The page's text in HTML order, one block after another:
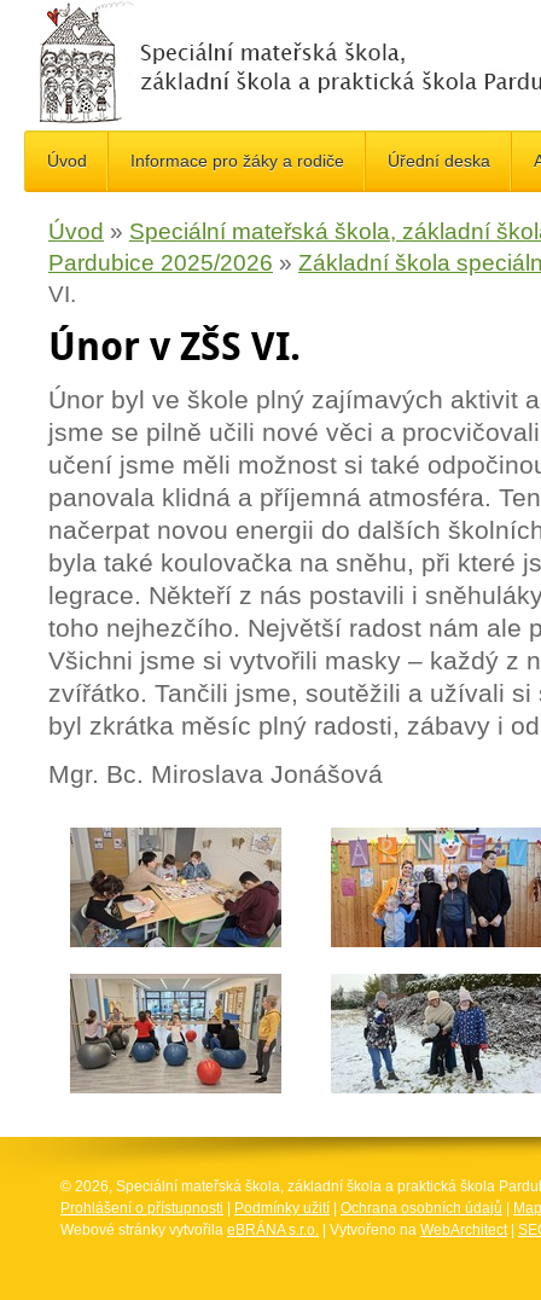
Úvod Informace pro žáky a rodiče Úřední deska
Úvod » Speciální mateřská škola, základní
Pardubice 2025/2026 » Základní škola
VI.
Únor v ZŠS VI.
Únor byl ve škole plný zajímavých aktivit
jsme se pilně učili nové věci a
učení jsme měli možnost si také
panovala klidná a příjemná atmosféra.
načerpat novou energii do dalších
byla také koulovačka na sněhu, při které
legrace. Někteří z nás postavili i
toho nejhezčího. Největší radost nám ale
Všichni jsme si vytvořili masky – každý z
zvířátko. Tančili jsme, soutěžili a užívali
byl zkrátka měsíc plný radosti, zábavy i
Mgr. Bc. Miroslava Jonášová
© 2026, Speciální mateřská škola, základní škola a praktická škola
Prohlášení o přístupnosti
Podmínky užití Ochrana osobních údajů
Webové stránky vytvořila eBRÁNA s.r.o. | Vytvořeno na WebArchitect|